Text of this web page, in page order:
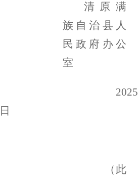
清原满
族自治县人
民政府办公
室
2025
日
（此